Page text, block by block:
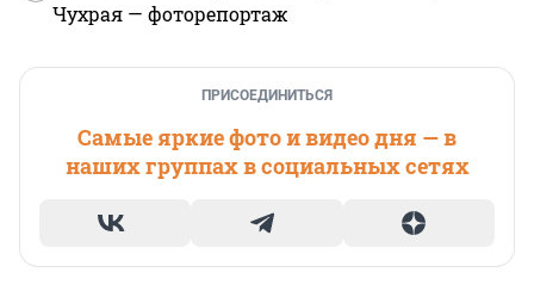
Чухрая — фоторепортаж
ПРИСОЕДИНИТЬСЯ
Самые яркие фото и видео дня — в
наших группах в социальных сетях